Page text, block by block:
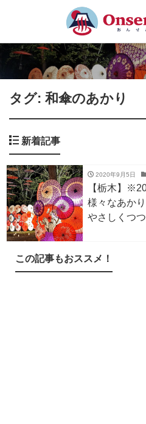
タグ: 和傘のあかり
新着記事
2020年9月5日
【栃木】
様々なあか
やさしくつ
この記事もおススメ！